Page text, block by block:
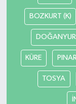
BOZKURT (K)
KÜRE
TOSYA